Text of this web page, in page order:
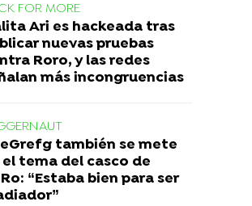
FOR MORE
Ari es hackeada tras
nuevas pruebas
Roro, y las redes
más incongruencias
también se mete
el tema del casco de
“Estaba bien para ser